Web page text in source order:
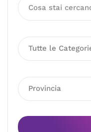
Tutte le
Provincia